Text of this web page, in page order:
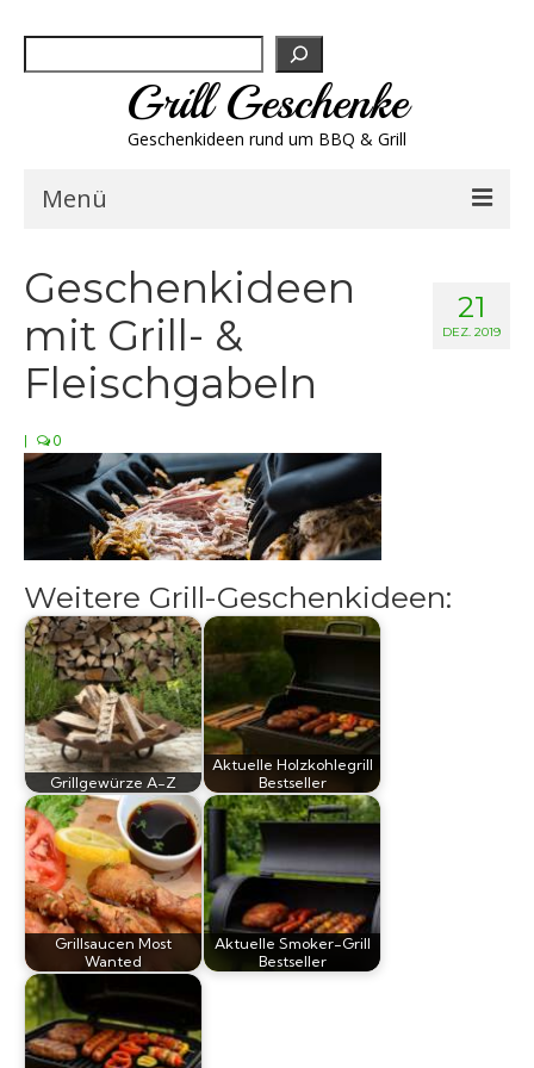
Grill Geschenke
Geschenkideen rund um BBQ & Grill
Menü
Grill-Bestseller
Grillbesteck & Zubehör
Grillfleisch & Wurst
Grillgewürze
Grillsaucen
Bücher
21
DEZ. 2019
Geschenkideen
mit Grill- &
Fleischgabeln
| 0
Weitere Grill-Geschenkideen:
Grillgewürze A-Z
Aktuelle Holzkohlegrill
Bestseller
Grillsaucen Most
Wanted
Aktuelle Smoker-Grill
Bestseller